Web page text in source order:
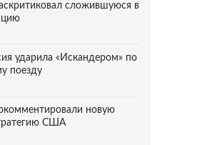
сложившуюся в
ударила «Искандером» по
поезду
новую
США